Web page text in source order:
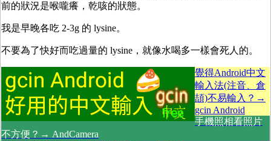
前的狀況是喉嚨癢，乾咳的狀態。
我是早晚各吃 2-3g 的 lysine。
不要為了快好而吃過量的 lysine，就像水喝多一樣會死人的。
覺得Android中文
輸入法(注音、倉
頡)不易輸入？→
gcin Android
手機照相看照片
不方便？→ AndCamera